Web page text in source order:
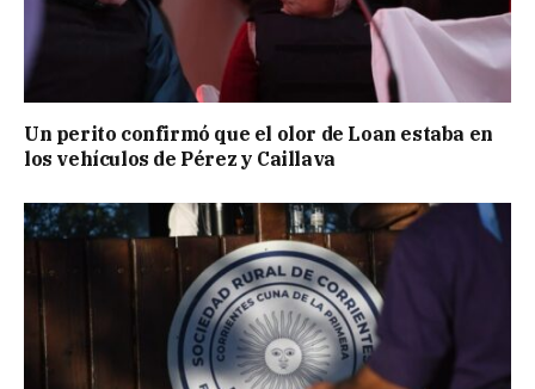
Un perito confirmó que el olor de Loan estaba en
los vehículos de Pérez y Caillava